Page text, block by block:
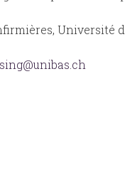
Université